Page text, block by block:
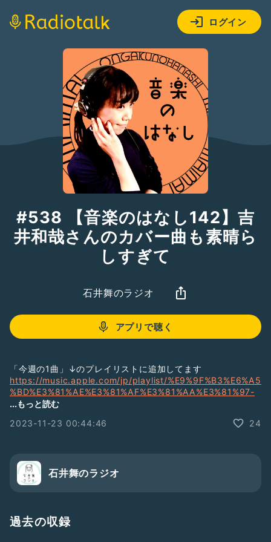
ログイン
#538 【音楽のはなし142】吉
井和哉さんのカバー曲も素晴ら
しすぎて
石井舞のラジオ
アプリで聴く
「今週の1曲」↓のプレイリストに追加してます
https://music.apple.com/jp/playlist/%E9%9F%B3%E6%A5
%BD%E3%81%AE%E3%81%AF%E3%81%AA%E3%81%97-
2023/pl.u-WabZzKVUWEgk6k
【出演舞台・チケット発売中】
12.13-17 新宿シアタートップスにて
ご予約:
https://ticket.corich.jp/apply/288450/010/
非お送りください。
「質問を送る」からお待ちしております！
...もっと読む
2023-11-23 00:44:46
24
石井舞のラジオ
過去の収録